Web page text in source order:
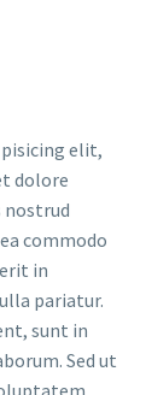
elit,
dolore
nostrud
commodo
in
pariatur.
sunt in
Sed ut